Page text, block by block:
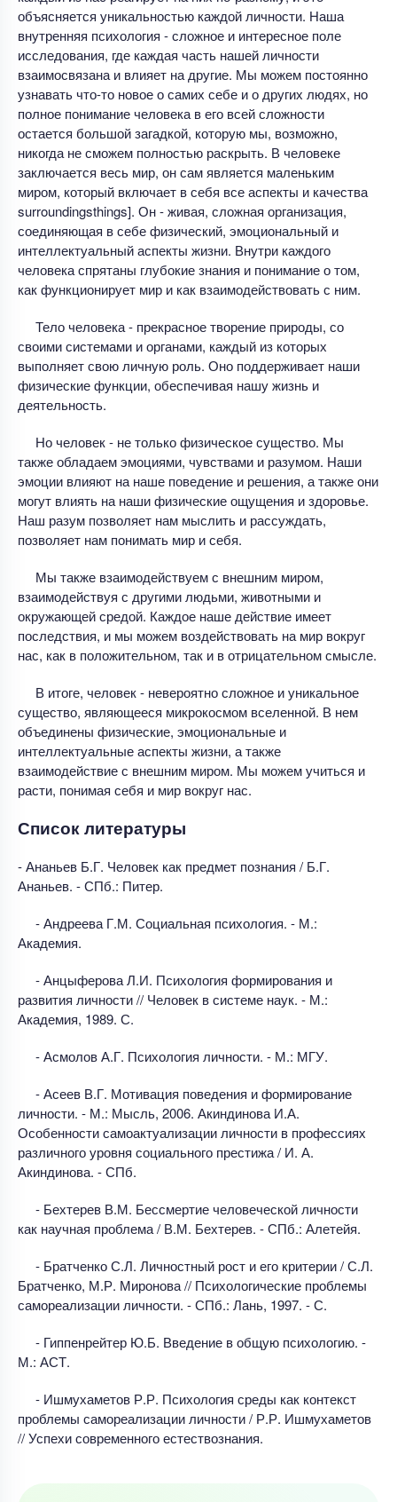
объясняется уникальностью каждой личности. Наша
внутренняя психология - сложное и интересное поле
исследования, где каждая часть нашей личности
взаимосвязана и влияет на другие. Мы можем постоянно
узнавать что-то новое о самих себе и о других людях, но
полное понимание человека в его всей сложности
остается большой загадкой, которую мы, возможно,
никогда не сможем полностью раскрыть. В человеке
заключается весь мир, он сам является маленьким
миром, который включает в себя все аспекты и качества
surroundingsthings]. Он - живая, сложная организация,
соединяющая в себе физический, эмоциональный и
интеллектуальный аспекты жизни. Внутри каждого
человека спрятаны глубокие знания и понимание о том,
как функционирует мир и как взаимодействовать с ним.
Тело человека - прекрасное творение природы, со
своими системами и органами, каждый из которых
выполняет свою личную роль. Оно поддерживает наши
физические функции, обеспечивая нашу жизнь и
деятельность.
Но человек - не только физическое существо. Мы
также обладаем эмоциями, чувствами и разумом. Наши
эмоции влияют на наше поведение и решения, а также они
могут влиять на наши физические ощущения и здоровье.
Наш разум позволяет нам мыслить и рассуждать,
позволяет нам понимать мир и себя.
Мы также взаимодействуем с внешним миром,
взаимодействуя с другими людьми, животными и
окружающей средой. Каждое наше действие имеет
последствия, и мы можем воздействовать на мир вокруг
нас, как в положительном, так и в отрицательном смысле.
В итоге, человек - невероятно сложное и уникальное
существо, являющееся микрокосмом вселенной. В нем
объединены физические, эмоциональные и
интеллектуальные аспекты жизни, а также
взаимодействие с внешним миром. Мы можем учиться и
расти, понимая себя и мир вокруг нас.
Список литературы
- Ананьев Б.Г. Человек как предмет познания / Б.Г.
Ананьев. - СПб.: Питер.
- Андреева Г.М. Социальная психология. - М.:
Академия.
- Анцыферова Л.И. Психология формирования и
развития личности // Человек в системе наук. - М.:
Академия, 1989. С.
- Асмолов А.Г. Психология личности. - М.: МГУ.
- Асеев В.Г. Мотивация поведения и формирование
личности. - М.: Мысль, 2006. Акиндинова И.А.
Особенности самоактуализации личности в профессиях
различного уровня социального престижа / И. А.
Акиндинова. - СПб.
- Бехтерев В.М. Бессмертие человеческой личности
как научная проблема / В.М. Бехтерев. - СПб.: Алетейя.
- Братченко С.Л. Личностный рост и его критерии / С.Л.
Братченко, М.Р. Миронова // Психологические проблемы
самореализации личности. - СПб.: Лань, 1997. - С.
- Гиппенрейтер Ю.Б. Введение в общую психологию. -
М.: АСТ.
- Ишмухаметов Р.Р. Психология среды как контекст
проблемы самореализации личности / Р.Р. Ишмухаметов
// Успехи современного естествознания.